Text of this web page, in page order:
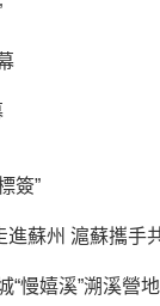
簽”
進蘇州 滬蘇攜手
慢嬉溪”溯溪營